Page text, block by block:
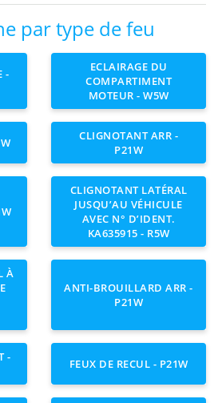
par type de feu
-
ECLAIRAGE DU
COMPARTIMENT
MOTEUR - W5W
CLIGNOTANT ARR -
P21W
CLIGNOTANT LATÉRAL
JUSQU’AU VÉHICULE
AVEC N° D’IDENT.
KA635915 - R5W
À
ANTI-BROUILLARD ARR -
P21W
-
FEUX DE RECUL - P21W